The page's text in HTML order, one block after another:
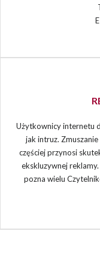
Użytkownicy internetu
jak intruz.
częściej przynosi
ekskluzywnej
pozna wielu